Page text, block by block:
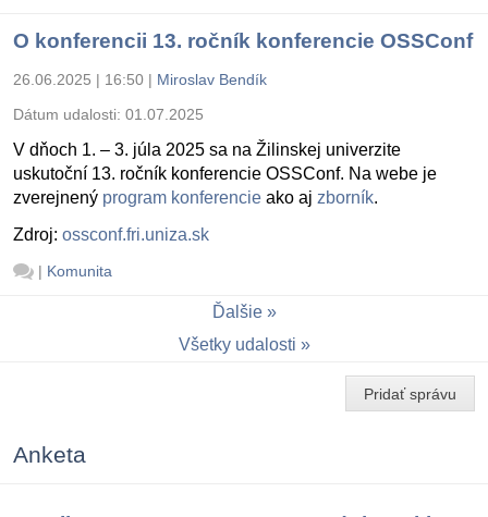
O konferencii 13. ročník konferencie OSSConf
26.06.2025 | 16:50 | Miroslav Bendík
Dátum udalosti: 01.07.2025
V dňoch 1. – 3. júla 2025 sa na Žilinskej univerzite
uskutoční 13. ročník konferencie OSSConf. Na webe je
zverejnený program konferencie ako aj zborník.
Zdroj: ossconf.fri.uniza.sk
| Komunita
Ďalšie
Všetky udalosti
Pridať správu
Anketa